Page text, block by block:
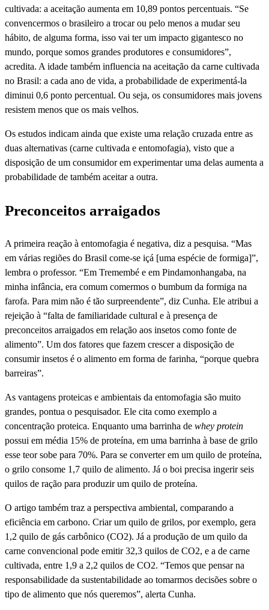
cultivada: a aceitação aumenta em 10,89 pontos percentuais. “Se
convencermos o brasileiro a trocar ou pelo menos a mudar seu
hábito, de alguma forma, isso vai ter um impacto gigantesco no
mundo, porque somos grandes produtores e consumidores”,
acredita. A idade também influencia na aceitação da carne cultivada
no Brasil: a cada ano de vida, a probabilidade de experimentá-la
diminui 0,6 ponto percentual. Ou seja, os consumidores mais jovens
resistem menos que os mais velhos.
Os estudos indicam ainda que existe uma relação cruzada entre as
duas alternativas (carne cultivada e entomofagia), visto que a
disposição de um consumidor em experimentar uma delas aumenta a
probabilidade de também aceitar a outra.
Preconceitos arraigados
A primeira reação à entomofagia é negativa, diz a pesquisa. “Mas
em várias regiões do Brasil come-se içá [uma espécie de formiga]”,
lembra o professor. “Em Tremembé e em Pindamonhangaba, na
minha infância, era comum comermos o bumbum da formiga na
farofa. Para mim não é tão surpreendente”, diz Cunha. Ele atribui a
rejeição à “falta de familiaridade cultural e à presença de
preconceitos arraigados em relação aos insetos como fonte de
alimento”. Um dos fatores que fazem crescer a disposição de
consumir insetos é o alimento em forma de farinha, “porque quebra
barreiras”.
As vantagens proteicas e ambientais da entomofagia são muito
grandes, pontua o pesquisador. Ele cita como exemplo a
concentração proteica. Enquanto uma barrinha de whey protein
possui em média 15% de proteína, em uma barrinha à base de grilo
esse teor sobe para 70%. Para se converter em um quilo de proteína,
o grilo consome 1,7 quilo de alimento. Já o boi precisa ingerir seis
quilos de ração para produzir um quilo de proteína.
O artigo também traz a perspectiva ambiental, comparando a
eficiência em carbono. Criar um quilo de grilos, por exemplo, gera
1,2 quilo de gás carbônico (CO2). Já a produção de um quilo da
carne convencional pode emitir 32,3 quilos de CO2, e a de carne
cultivada, entre 1,9 a 2,2 quilos de CO2. “Temos que pensar na
responsabilidade da sustentabilidade ao tomarmos decisões sobre o
tipo de alimento que nós queremos”, alerta Cunha.